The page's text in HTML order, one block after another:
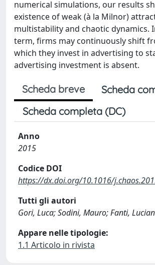
numerical simulations, our results
existence of weak (à la Milnor)
multistability and chaotic dynamics.
term, firms may continuously shift
which they invest in advertising to
advertising investment is absent.
Scheda breve
Scheda
Scheda completa (DC)
Anno
2015
Codice DOI
https://dx.doi.org/10.1016/
Tutti gli autori
Gori, Luca; Sodini, Mauro; Fanti,
Appare nelle tipologie:
1.1 Articolo in rivista